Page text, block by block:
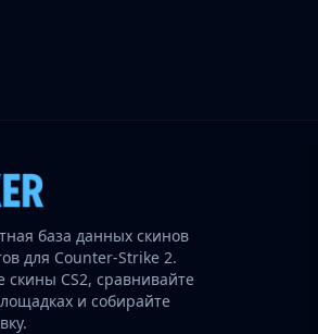
база данных скинов
для Counter-Strike 2.
скины CS2, сравнивайте
и собирайте